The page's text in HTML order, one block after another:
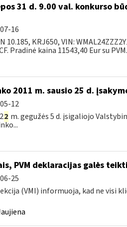
31 d. 9.00 val. konkurso
16
KRJ650, VIN:
Pradinė kaina 11543,40 Eur su
2011 m. sausio 25 d.
12
2 m. gegužės 5 d. įsigaliojo
PVM deklaracijas galės teikti
25
(VMI) informuoja, kad ne visi